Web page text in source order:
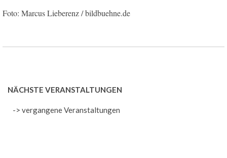
Foto: Marcus Lieberenz / bildbuehne.de
NÄCHSTE VERANSTALTUNGEN
-> vergangene Veranstaltungen